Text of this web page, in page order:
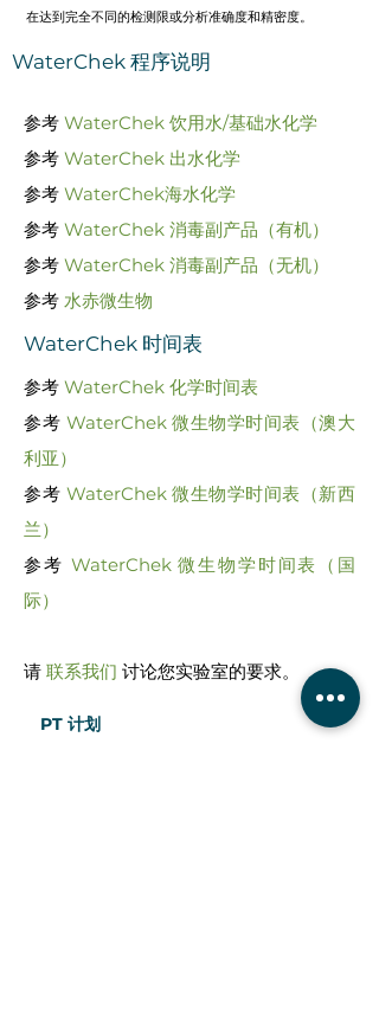
在达到完全不同的检测限或分析准确度和精密度。
WaterChek 程序说明
参考 WaterChek 饮用水/基础水化学
参考 WaterChek 出水化学
参考 WaterChek海水化学
参考 WaterChek 消毒副产品（有机）
参考 WaterChek 消毒副产品 （无机）
参考 水赤微生物
WaterChek 时间表
参考 WaterChek 化学时间表
参考 WaterChek 微生物学时间表（澳大
利亚）
参考 WaterChek 微生物学时间表（新西
兰）
参考 WaterChek 微生物学时间表（国
际）
请 联系我们 讨论您实验室的要求。
PT 计划